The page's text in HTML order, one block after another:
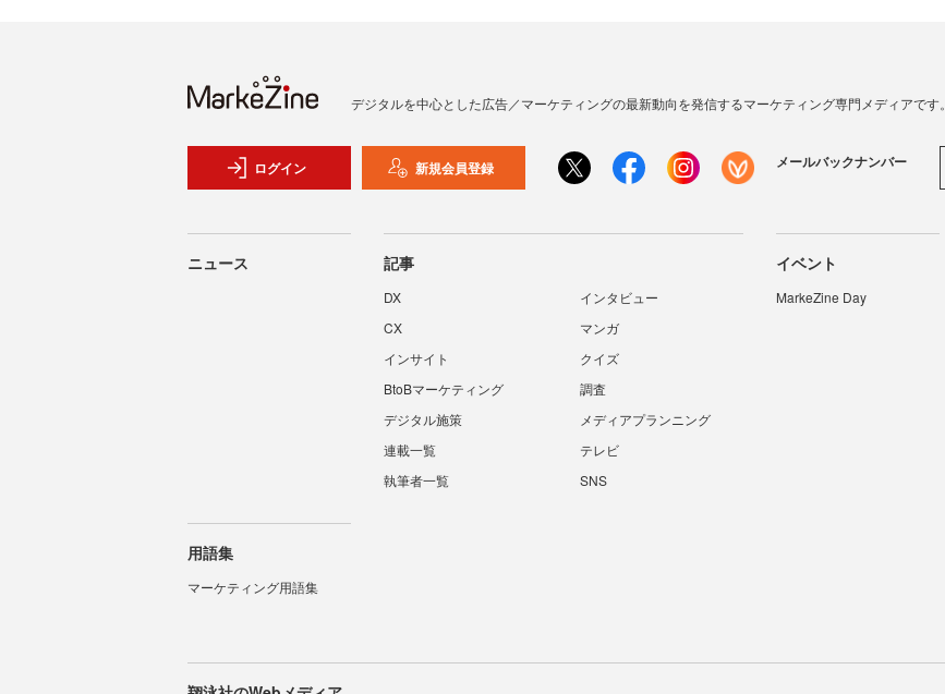
デジタルを中心とした広告／マーケティングの最新動向を発信するマーケティング専門メディアです。
ログイン 新規会員登録 メールバックナンバー
ニュース 記事
DX
インタビュー
CX
マンガ
インサイト
クイズ
BtoBマーケティング
調査
デジタル施策
メディアプランニング
連載一覧
テレビ
執筆者一覧
SNS
イベント
MarkeZine Day
用語集
マーケティング用語集